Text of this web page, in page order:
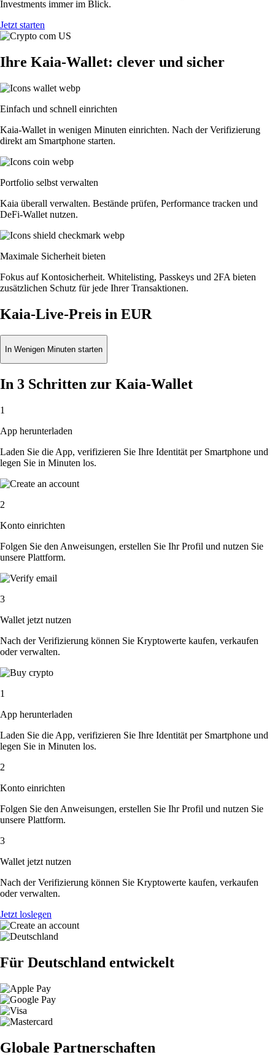
Investments immer im Blick.
Jetzt starten
Ihre Kaia-Wallet: clever und sicher
Einfach und schnell einrichten
Kaia-Wallet in wenigen Minuten einrichten. Nach der Verifizierung
direkt am Smartphone starten.
Portfolio selbst verwalten
Kaia überall verwalten. Bestände prüfen, Performance tracken und
DeFi-Wallet nutzen.
Maximale Sicherheit bieten
Fokus auf Kontosicherheit. Whitelisting, Passkeys und 2FA bieten
zusätzlichen Schutz für jede Ihrer Transaktionen.
Kaia-Live-Preis in EUR
In Wenigen Minuten starten
In 3 Schritten zur Kaia-Wallet
1
App herunterladen
Laden Sie die App, verifizieren Sie Ihre Identität per Smartphone und
legen Sie in Minuten los.
2
Konto einrichten
Folgen Sie den Anweisungen, erstellen Sie Ihr Profil und nutzen Sie
unsere Plattform.
3
Wallet jetzt nutzen
Nach der Verifizierung können Sie Kryptowerte kaufen, verkaufen
oder verwalten.
1
App herunterladen
Laden Sie die App, verifizieren Sie Ihre Identität per Smartphone und
legen Sie in Minuten los.
2
Konto einrichten
Folgen Sie den Anweisungen, erstellen Sie Ihr Profil und nutzen Sie
unsere Plattform.
3
Wallet jetzt nutzen
Nach der Verifizierung können Sie Kryptowerte kaufen, verkaufen
oder verwalten.
Jetzt loslegen
Für Deutschland entwickelt
Globale Partnerschaften